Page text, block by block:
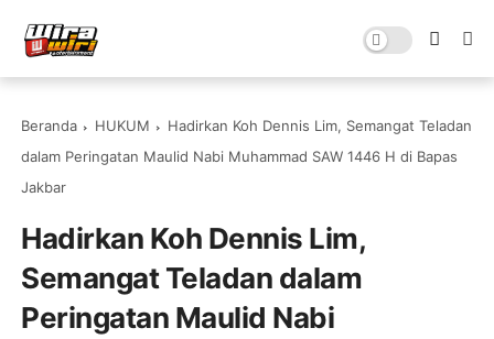
Beranda HUKUM
Hadirkan Koh Dennis Lim, Semangat Teladan
dalam Peringatan Maulid Nabi Muhammad SAW 1446 H di Bapas
Jakbar
Hadirkan Koh Dennis Lim,
Semangat Teladan dalam
Peringatan Maulid Nabi